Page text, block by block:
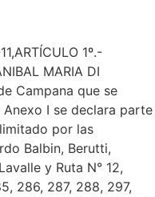
1º.-
MARIA DI
Campana que se
I se declara parte
por las
Balbin, Berutti,
y Ruta N° 12,
286, 287, 288, 297,